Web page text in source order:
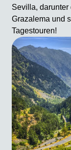
Sevilla,
Grazalema und
Tagestouren!